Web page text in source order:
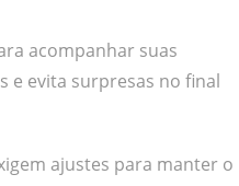
acompanhar suas
e evita surpresas no final
ajustes para manter o